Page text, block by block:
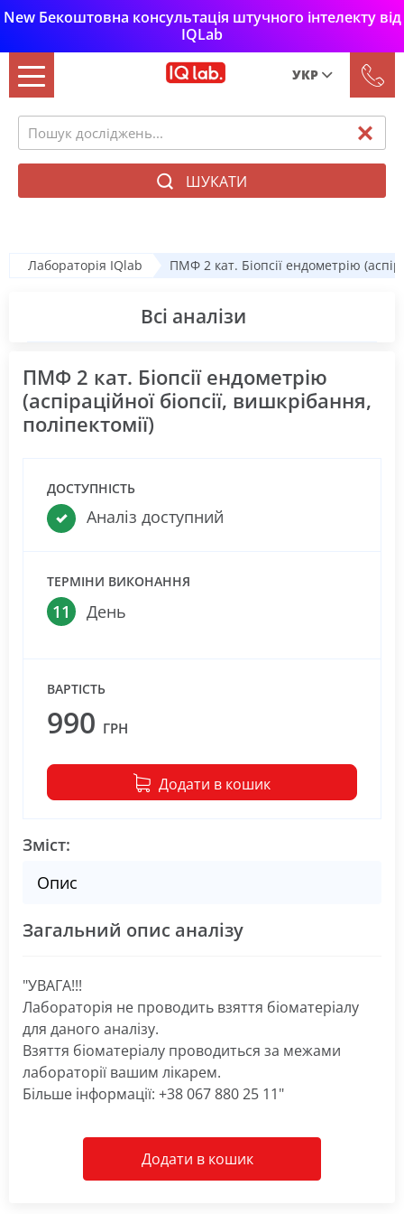
New Бекоштовна консультація штучного інтелекту від
IQLab
УКР
Укр
ШУКАТИ
Лабораторія IQlab ПМФ 2 кат. Біопсії ендометрію
Всі аналізи
ПМФ 2 кат. Біопсії ендометрію
(аспіраційної біопсії, вишкрібання,
поліпектомії)
ДОСТУПНІСТЬ
Аналіз доступний
ТЕРМІНИ ВИКОНАННЯ
11 День
ВАРТІСТЬ
990 ГРН
Додати в кошик
Зміст:
Опис
Загальний опис аналізу
"УВАГА!!!
Лабораторія не проводить взяття біоматеріалу
для даного аналізу.
Взяття біоматеріалу проводиться за межами
лабораторії вашим лікарем.
Більше інформації: +38 067 880 25 11"
Додати в кошик